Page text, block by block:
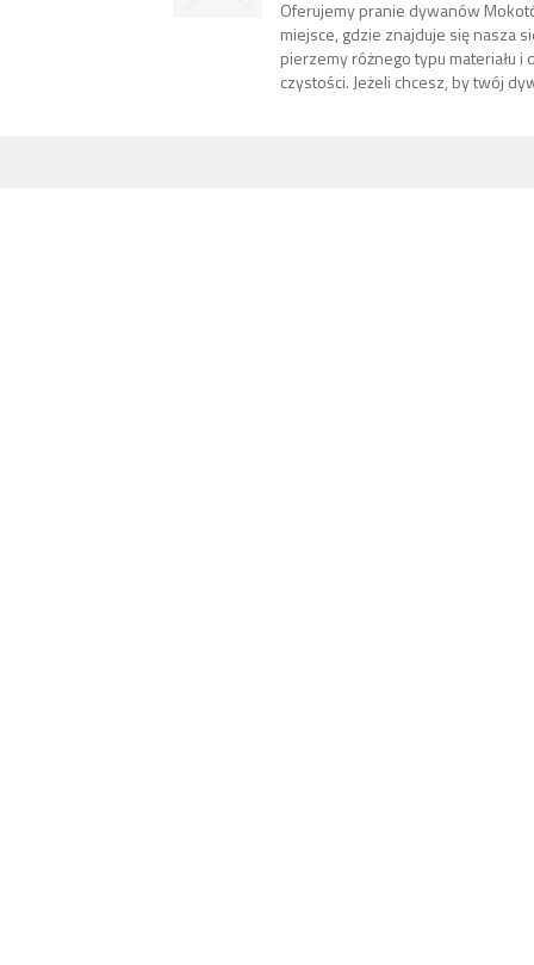
Oferujemy pranie dywanów
miejsce, gdzie znajduje się nasza
pierzemy różnego typu materiału
czystości. Jeżeli chcesz, by twój